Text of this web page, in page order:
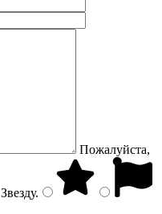
Пожалуйста,
Звезду.